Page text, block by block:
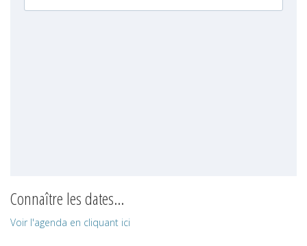
Connaître les dates...
Voir l'agenda en cliquant ici